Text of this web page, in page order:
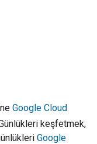
Google Cloud
keşfetmek,
Google